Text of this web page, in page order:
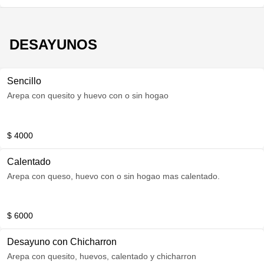
DESAYUNOS
Sencillo
Arepa con quesito y huevo con o sin hogao
$ 4000
Calentado
Arepa con queso, huevo con o sin hogao mas calentado.
$ 6000
Desayuno con Chicharron
Arepa con quesito, huevos, calentado y chicharron